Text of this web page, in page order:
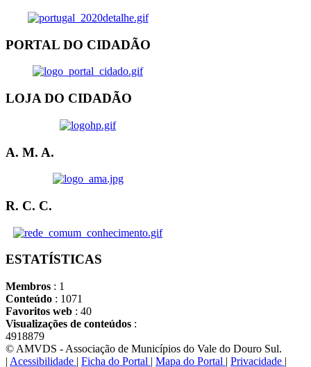
PORTAL DO CIDADÃO
LOJA DO CIDADÃO
A. M. A.
R. C. C.
ESTATÍSTICAS
Membros : 1
Conteúdo : 1071
Favoritos web : 40
Visualizações de conteúdos :
4918879
© AMVDS - Associação de Municípios do Vale do Douro Sul.
| Acessibilidade | Ficha do Portal | Mapa do Portal | Privacidade |